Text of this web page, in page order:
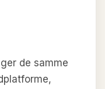
de samme